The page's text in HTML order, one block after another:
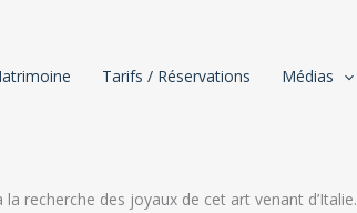
Tarifs / Réservations Médias
recherche des joyaux de cet art venant d’Italie.